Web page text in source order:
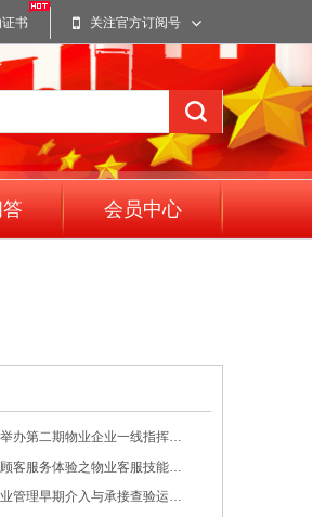
书 关注官方订阅号
会员中心
关于在深圳市举办第二期物业企业一线指挥官实战精训营（2.0版）的通知
关于举办《物业管理早期介入与承接查验运营管理实践》专题培训的通知